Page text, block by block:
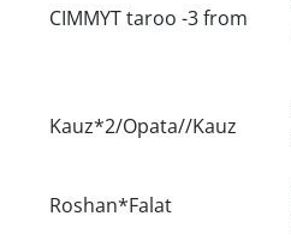
CIMMYT taroo -3 from
Kauz*2/Opata//Kauz
Roshan*Falat